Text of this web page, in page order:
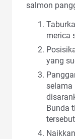
salmon
merica
yang
selama
Bunda